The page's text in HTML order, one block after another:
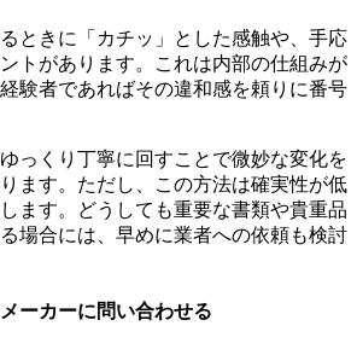
ときに「カチッ」とした感触や、手応
トがあります。これは内部の仕組みが
験者であればその違和感を頼りに番号
っくり丁寧に回すことで微妙な変化を
ます。ただし、この方法は確実性が低
ます。どうしても重要な書類や貴重品
場合には、早めに業者への依頼も検討
ーカーに問い合わせる